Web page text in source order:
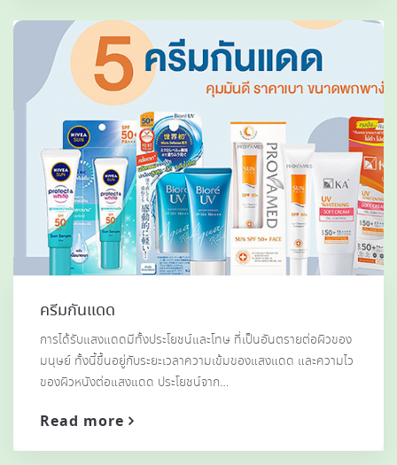
ครีมกันแดด
การได้รับแสงแดดมีทั้งประโยชน์และโทษ ที่เป็นอันตรายต่อผิวของ
มนุษย์ ทั้งนี้ขึ้นอยู่กับระยะเวลาความเข้มของแสงแดด และความไว
ของผิวหนังต่อแสงแดด ประโยชน์จาก…
Read more